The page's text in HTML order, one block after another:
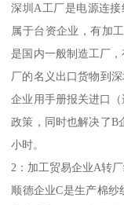
深圳A工厂是电源连
属于台资企业，有加
是国内一般制造工厂
厂的名义出口货物到
企业用手册报关进口
政策，同时也解决了B
小时。
2：加工贸易企业A转
顺德企业C是生产棉